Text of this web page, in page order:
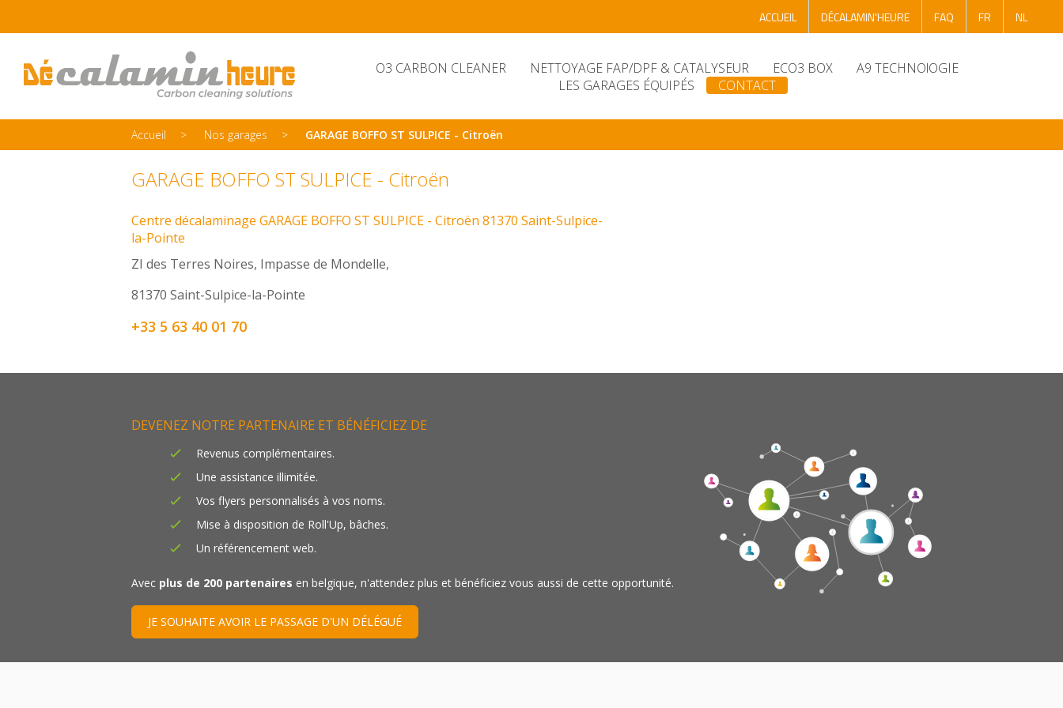
ACCUEIL DÉCALAMIN'HEURE FAQ FR NL
O3 CARBON CLEANER NETTOYAGE FAP/DPF & CATALYSEUR ECO3 BOX
A9 TECHNOlOGIE
LES GARAGES ÉQUIPÉS
CONTACT
Accueil Nos garages GARAGE BOFFO ST SULPICE - Citroën
GARAGE BOFFO ST SULPICE - Citroën
Centre décalaminage GARAGE BOFFO ST SULPICE - Citroën 81370 Saint-Sulpice-
la-Pointe
ZI des Terres Noires, Impasse de Mondelle,
81370 Saint-Sulpice-la-Pointe
+33 5 63 40 01 70
DEVENEZ NOTRE PARTENAIRE ET BÉNÉFICIEZ DE
Revenus complémentaires.
Une assistance illimitée.
Vos flyers personnalisés à vos noms.
Mise à disposition de Roll'Up, bâches.
Un référencement web.
Avec plus de 200 partenaires en belgique, n'attendez plus et bénéficiez vous aussi de cette opportunité.
JE SOUHAITE AVOIR LE PASSAGE D'UN DÉLÉGUÉ